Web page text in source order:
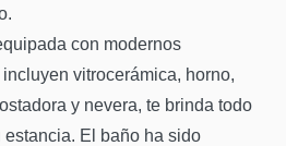
con modernos
vitrocerámica, horno,
y nevera, te brinda todo
estancia. El baño ha sido